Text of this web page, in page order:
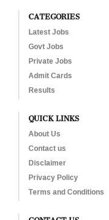
CATEGORIES
Latest Jobs
Govt Jobs
Private Jobs
Admit Cards
Results
QUICK LINKS
About Us
Contact us
Disclaimer
Privacy Policy
Terms and Conditions